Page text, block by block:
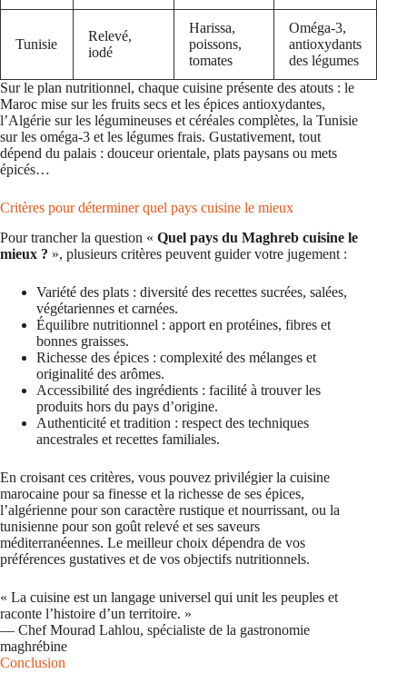
Tunisie
Relevé,
iodé
Harissa,
poissons,
tomates
Oméga-3,
antioxydants
des légumes
Sur le plan nutritionnel, chaque cuisine présente des atouts : le
Maroc mise sur les fruits secs et les épices antioxydantes,
l’Algérie sur les légumineuses et céréales complètes, la Tunisie
sur les oméga-3 et les légumes frais. Gustativement, tout
dépend du palais : douceur orientale, plats paysans ou mets
épicés…
Critères pour déterminer quel pays cuisine le mieux
Pour trancher la question « Quel pays du Maghreb cuisine le
mieux ? », plusieurs critères peuvent guider votre jugement :
Variété des plats : diversité des recettes sucrées, salées,
végétariennes et carnées.
Équilibre nutritionnel : apport en protéines, fibres et
bonnes graisses.
Richesse des épices : complexité des mélanges et
originalité des arômes.
Accessibilité des ingrédients : facilité à trouver les
produits hors du pays d’origine.
Authenticité et tradition : respect des techniques
ancestrales et recettes familiales.
En croisant ces critères, vous pouvez privilégier la cuisine
marocaine pour sa finesse et la richesse de ses épices,
l’algérienne pour son caractère rustique et nourrissant, ou la
tunisienne pour son goût relevé et ses saveurs
méditerranéennes. Le meilleur choix dépendra de vos
préférences gustatives et de vos objectifs nutritionnels.
« La cuisine est un langage universel qui unit les peuples et
raconte l’histoire d’un territoire. »
— Chef Mourad Lahlou, spécialiste de la gastronomie
maghrébine
Conclusion